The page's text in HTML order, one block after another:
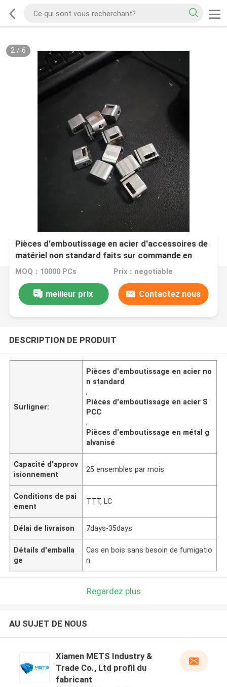
2/ 6
Pièces d'emboutissage en acier d'accessoires de
matériel non standard faits sur commande en
métal
MOQ：10000 PCs Prix：negotiable
meilleur prix Contactez nous
DESCRIPTION DE PRODUIT
Surligner:
Pièces d'emboutissage en acier no
n standard
,
Pièces d'emboutissage en acier S
PCC
,
Pièces d'emboutissage en métal g
alvanisé
Capacité d'approv
isionnement
25 ensembles par mois
Conditions de pai
ement
TTT, LC
Délai de livraison 7days-35days
Détails d'emballa
ge
Cas en bois sans besoin de fumigatio
n
Regardez plus
AU SUJET DE NOUS
Xiamen METS Industry &
Trade Co., Ltd profil du
fabricant